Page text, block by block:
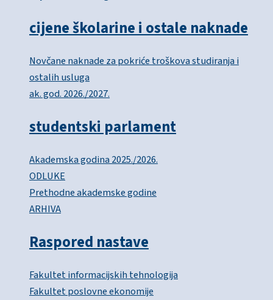
cijene školarine i ostale naknade
Novčane naknade za pokriće troškova studiranja i
ostalih usluga
ak. god. 2026./2027.
studentski parlament
Akademska godina 2025./2026.
ODLUKE
Prethodne akademske godine
ARHIVA
Raspored nastave
Fakultet informacijskih tehnologija
Fakultet poslovne ekonomije